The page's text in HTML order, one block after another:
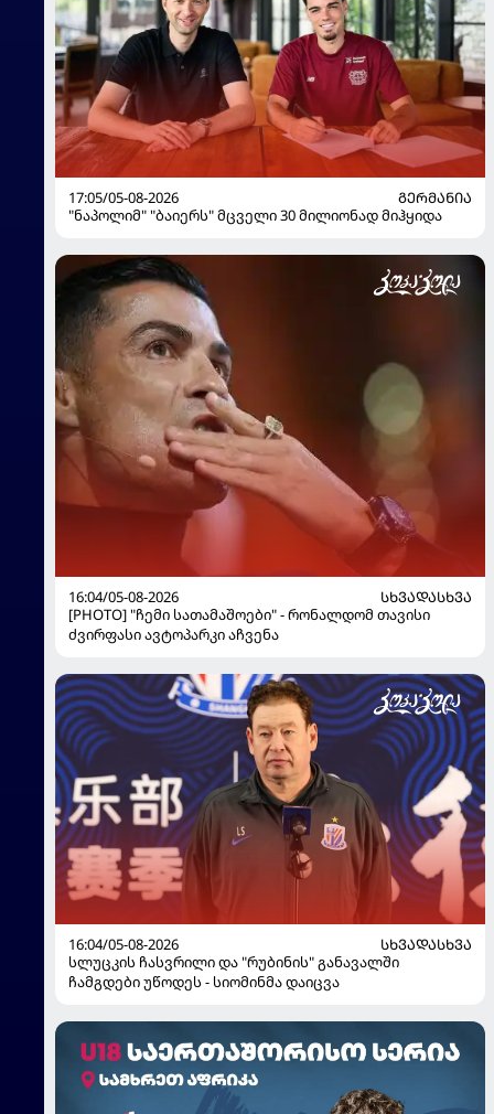
17:05/05-08-2026
ᲒᲔᲠᲛᲐᲜᲘᲐ
"ნაპოლიმ" "ბაიერს" მცველი 30 მილიონად მიჰყიდა
16:04/05-08-2026
ᲡᲮᲕᲐᲓᲐᲡᲮᲕᲐ
[PHOTO] "ჩემი სათამაშოები" - რონალდომ თავისი
ძვირფასი ავტოპარკი აჩვენა
16:04/05-08-2026
ᲡᲮᲕᲐᲓᲐᲡᲮᲕᲐ
სლუცკის ჩასვრილი და "რუბინის" განავალში
ჩამგდები უწოდეს - სიომინმა დაიცვა